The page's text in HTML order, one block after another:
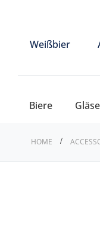
Weißbier
Biere
HOME